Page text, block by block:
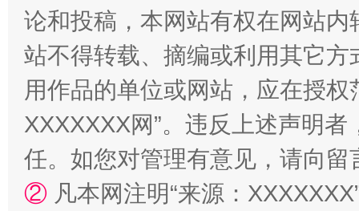
漫山遍野的桃花与雪山、麦地、白藏房 除
论和投稿，本网站有权在网站
站不得转载、摘编或利用其它
用作品的单位或网站，应在授
XXXXXXX网”。违反上述声明
任。如您对管理有意见，请向
② 凡本网注明“来源：